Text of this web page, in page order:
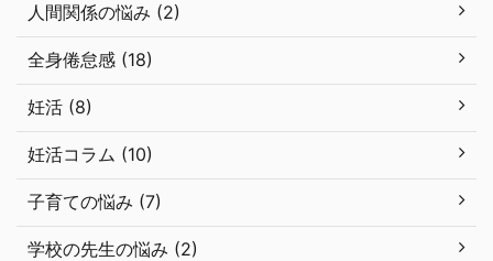
人間関係の悩み (2)
全身倦怠感 (18)
妊活 (8)
妊活コラム (10)
子育ての悩み (7)
学校の先生の悩み (2)